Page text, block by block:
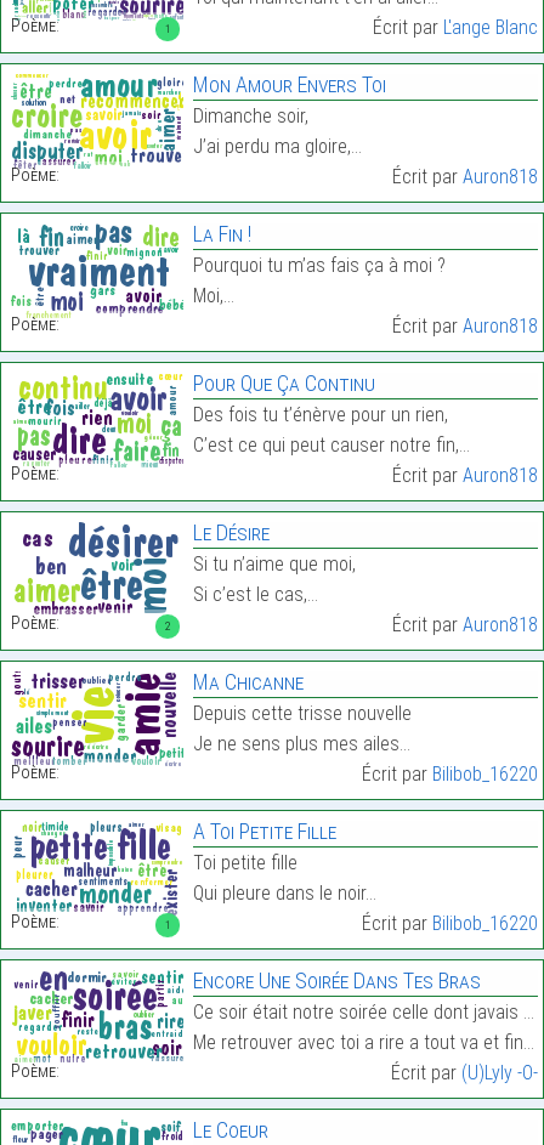
1
Poème:
Écrit par L'ange Blanc
Poème:
Mon Amour Envers Toi
Dimanche soir,
J’ai perdu ma gloire,…
Écrit par Auron818
Poème:
La Fin !
Pourquoi tu m’as fais ça à moi ?
Moi,…
Écrit par Auron818
Poème:
Pour Que Ça Continu
Des fois tu t’énèrve pour un rien,
C’est ce qui peut causer notre fin,…
Écrit par Auron818
2
Poème:
Le Désire
Si tu n’aime que moi,
Si c’est le cas,…
Écrit par Auron818
Poème:
Ma Chicanne
Depuis cette trisse nouvelle
Je ne sens plus mes ailes…
Écrit par Bilibob_16220
1
Poème:
A Toi Petite Fille
Toi petite fille
Qui pleure dans le noir…
Écrit par Bilibob_16220
Poème:
Encore Une Soirée Dans Tes Bras
Ce soir était notre soirée celle dont javais toujo
Me retrouver avec toi a rire a tout va et finir da…
Écrit par (U)Lyly -O-
Le Coeur